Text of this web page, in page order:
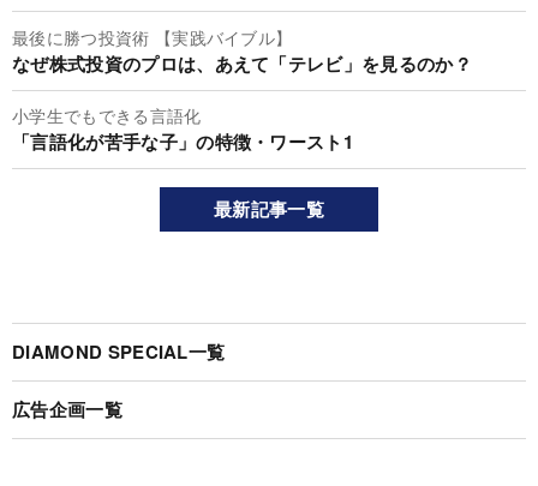
最後に勝つ投資術 【実践バイブル】
なぜ株式投資のプロは、あえて「テレビ」を見るのか？
小学生でもできる言語化
「言語化が苦手な子」の特徴・ワースト1
最新記事一覧
DIAMOND SPECIAL一覧
広告企画一覧